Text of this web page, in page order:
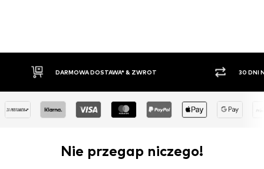
30 DNI NA ZWROT TOWARU
Nie przegap niczego!